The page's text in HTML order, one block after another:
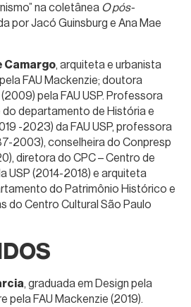
na coletânea O pós-
por Jacó Guinsburg e Ana Mae
Camargo, arquiteta e urbanista
FAU Mackenzie; doutora
pela FAU USP. Professora
departamento de História e
-2023) da FAU USP, professora
2003), conselheira do Conpresp
diretora do CPC – Centro de
USP (2014-2018) e arquiteta
do Patrimônio Histórico e
do Centro Cultural São Paulo
, graduada em Design pela
pela FAU Mackenzie (2019).